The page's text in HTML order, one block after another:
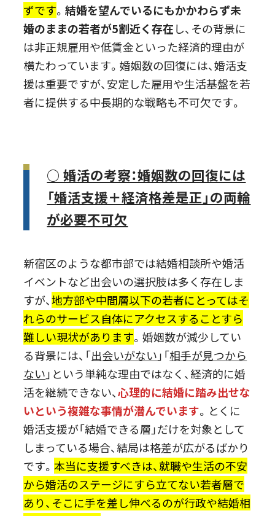
ずです。結婚を望んでいるにもかかわらず未
婚のままの若者が5割近く存在し、その背景に
は非正規雇用や低賃金といった経済的理由が
横たわっています。婚姻数の回復には、婚活支
援は重要ですが、安定した雇用や生活基盤を若
者に提供する中長期的な戦略も不可欠です。
○ 婚活の考察：婚姻数の回復には
「婚活支援＋経済格差是正」の両輪
が必要不可欠
新宿区のような都市部では結婚相談所や婚活
イベントなど出会いの選択肢は多く存在しま
すが、地方部や中間層以下の若者にとってはそ
れらのサービス自体にアクセスすることすら
難しい現状があります。婚姻数が減少してい
る背景には、「出会いがない」「相手が見つから
ない」という単純な理由ではなく、経済的に婚
活を継続できない、心理的に結婚に踏み出せな
いという複雑な事情が潜んでいます。とくに
婚活支援が「結婚できる層」だけを対象として
しまっている場合、結局は格差が広がるばかり
です。本当に支援すべきは、就職や生活の不安
から婚活のステージにすら立てない若者層で
あり、そこに手を差し伸べるのが行政や結婚相